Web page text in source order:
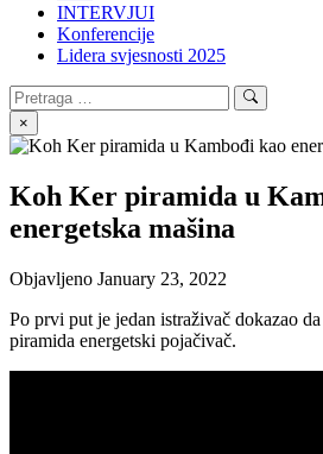
INTERVJUI
Konferencije
Lidera svjesnosti 2025
Search
for:
Search
×
Koh Ker piramida u
energetska mašina
Objavljeno January 23, 2022
Po prvi put je jedan istraživač dokazao
piramida energetski pojačivač.